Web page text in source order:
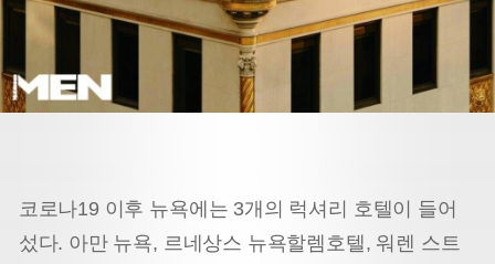
코로나19 이후 뉴욕에는 3개의 럭셔리 호텔이 들어
섰다. 아만 뉴욕, 르네상스 뉴욕할렘호텔, 워렌 스트